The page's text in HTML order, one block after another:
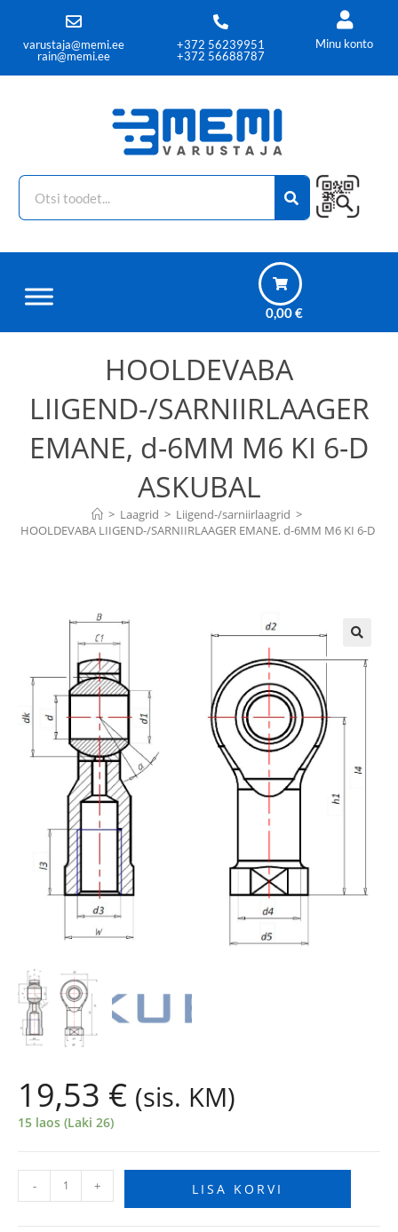
varustaja@memi.ee
rain@memi.ee
+372 56239951
+372 56688787
Minu konto
0,00€
HOOLDEVABA
LIIGEND-/SARNIIRLAAGER
EMANE, d-6MM M6 KI 6-D
ASKUBAL
> Laagrid > Liigend-/sarniirlaagrid >
HOOLDEVABA LIIGEND-/SARNIIRLAAGER EMANE, d-6MM M6 KI 6-D
🔍
19,53 € (sis. KM)
15 laos (Laki 26)
- + LISA KORVI